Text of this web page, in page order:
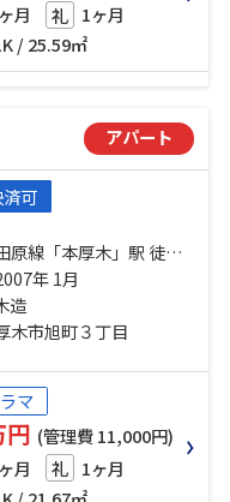
月 礼 1ヶ月
/ 25.59㎡
アパート
可
原線「本厚木」駅 徒歩
線「海老名」駅 バス35
歩21分
年 1月
造
木市旭町３丁目
マ
円 (管理費 11,000円)
月 礼 1ヶ月